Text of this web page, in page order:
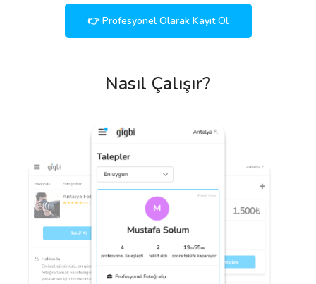
👉 Profesyonel Olarak Kayıt Ol
Nasıl Çalışır?